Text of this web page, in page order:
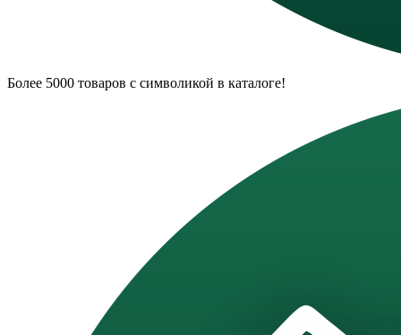
Более 5000 товаров с символикой в каталоге!